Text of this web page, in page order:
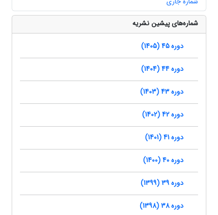
شماره‌های پیشین نشریه
دوره 45 (1405)
دوره 44 (1404)
دوره 43 (1403)
دوره 42 (1402)
دوره 41 (1401)
دوره 40 (1400)
دوره 39 (1399)
دوره 38 (1398)